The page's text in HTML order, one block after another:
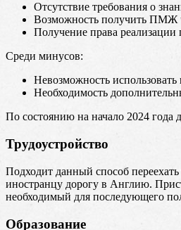
Отсутствие требования о
Возможность получить ПМЖ
Получение права реализации
Среди минусов:
Невозможность
Необходимость
По состоянию на начало 2024 года
Трудоустройство
Подходит данный способ переехать
иностранцу дорогу в Англию.
необходимый для последующего
Образование